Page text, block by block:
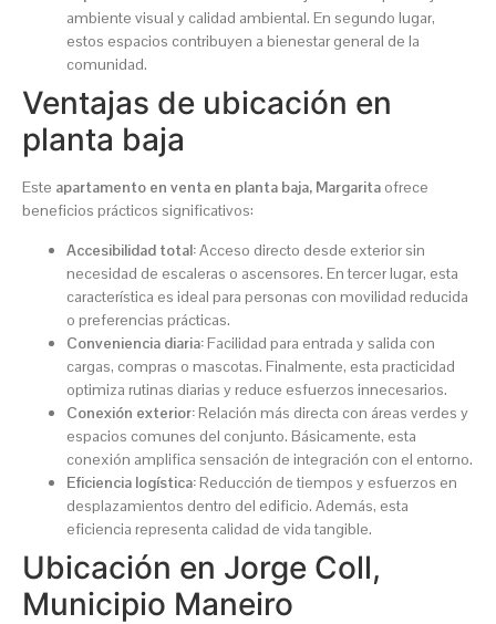
ambiente visual y calidad ambiental. En segundo lugar,
estos espacios contribuyen a bienestar general de la
comunidad.
Ventajas de ubicación en
planta baja
Este apartamento en venta en planta baja, Margarita ofrece
beneficios prácticos significativos:
Accesibilidad total:Acceso directo desde exterior sin
necesidad de escaleras o ascensores. En tercer lugar, esta
característica es ideal para personas con movilidad reducida
o preferencias prácticas.
Conveniencia diaria:Facilidad para entrada y salida con
cargas, compras o mascotas. Finalmente, esta practicidad
optimiza rutinas diarias y reduce esfuerzos innecesarios.
Conexión exterior:Relación más directa con áreas verdes y
espacios comunes del conjunto. Básicamente, esta
conexión amplifica sensación de integración con el entorno.
Eficiencia logística:Reducción de tiempos y esfuerzos en
desplazamientos dentro del edificio. Además, esta
eficiencia representa calidad de vida tangible.
Ubicación en Jorge Coll,
Municipio Maneiro